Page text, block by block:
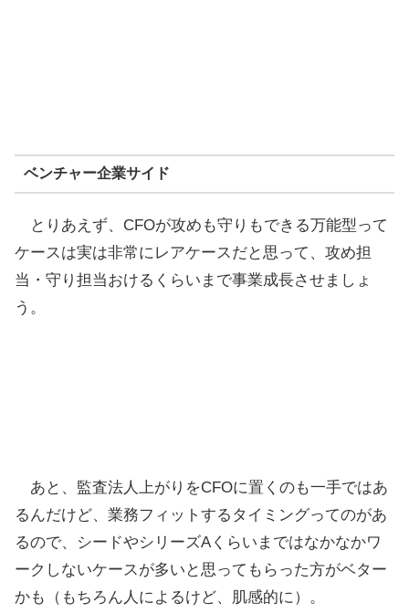
ベンチャー企業サイド
とりあえず、CFOが攻めも守りもできる万能型って
ケースは実は非常にレアケースだと思って、攻め担
当・守り担当おけるくらいまで事業成長させましょ
う。
あと、監査法人上がりをCFOに置くのも一手ではあ
るんだけど、業務フィットするタイミングってのがあ
るので、シードやシリーズAくらいまではなかなかワ
ークしないケースが多いと思ってもらった方がベター
かも（もちろん人によるけど、肌感的に）。